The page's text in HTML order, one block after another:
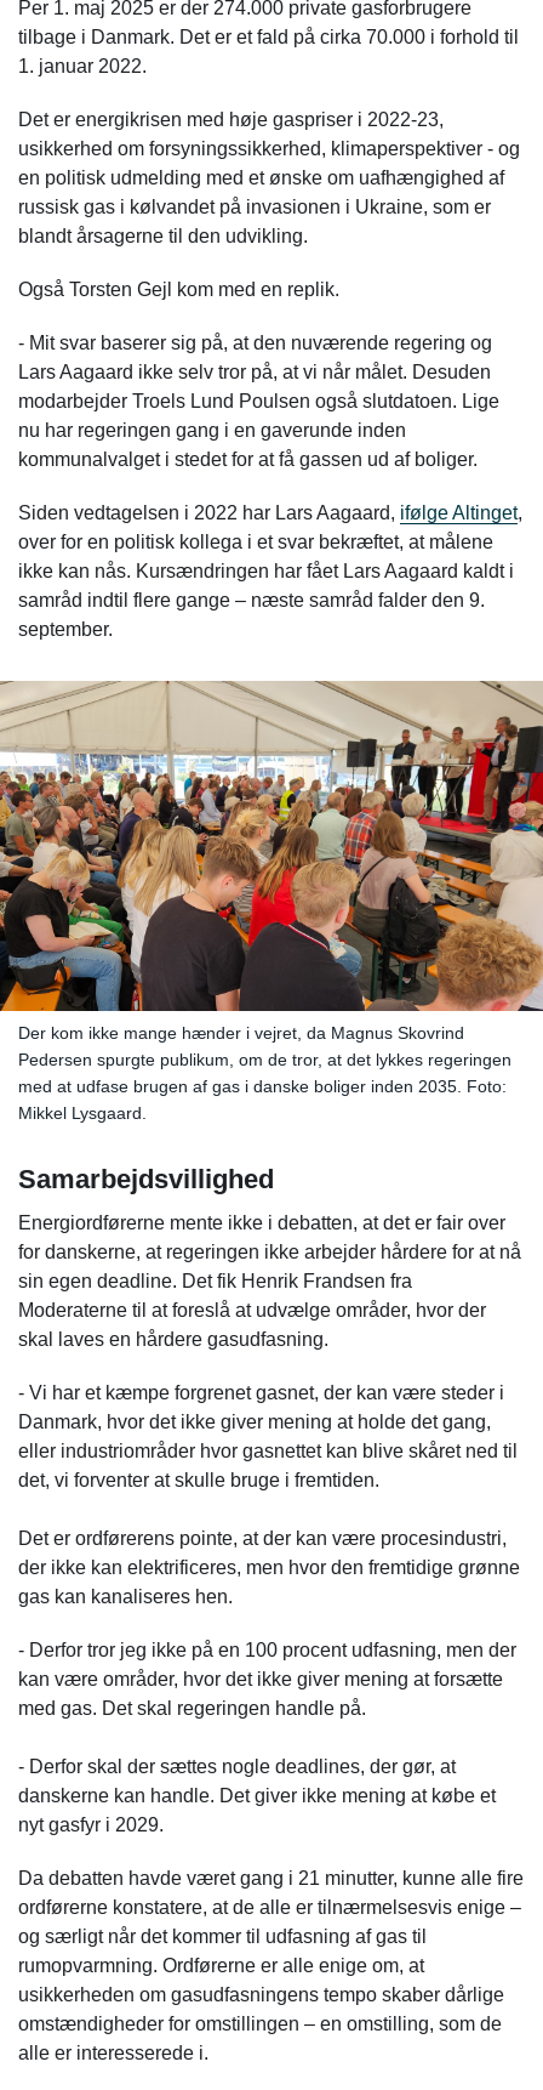
Per 1. maj 2025 er der 274.000 private gasforbrugere
tilbage i Danmark. Det er et fald på cirka 70.000 i forhold til
1. januar 2022.
Det er energikrisen med høje gaspriser i 2022-23,
usikkerhed om forsyningssikkerhed, klimaperspektiver - og
en politisk udmelding med et ønske om uafhængighed af
russisk gas i kølvandet på invasionen i Ukraine, som er
blandt årsagerne til den udvikling.
Også Torsten Gejl kom med en replik.
- Mit svar baserer sig på, at den nuværende regering og
Lars Aagaard ikke selv tror på, at vi når målet. Desuden
modarbejder Troels Lund Poulsen også slutdatoen. Lige
nu har regeringen gang i en gaverunde inden
kommunalvalget i stedet for at få gassen ud af boliger.
Siden vedtagelsen i 2022 har Lars Aagaard, ifølge Altinget,
over for en politisk kollega i et svar bekræftet, at målene
ikke kan nås. Kursændringen har fået Lars Aagaard kaldt i
samråd indtil flere gange – næste samråd falder den 9.
september.
Der kom ikke mange hænder i vejret, da Magnus Skovrind
Pedersen spurgte publikum, om de tror, at det lykkes regeringen
med at udfase brugen af gas i danske boliger inden 2035. Foto:
Mikkel Lysgaard.
Samarbejdsvillighed
Energiordførerne mente ikke i debatten, at det er fair over
for danskerne, at regeringen ikke arbejder hårdere for at nå
sin egen deadline. Det fik Henrik Frandsen fra
Moderaterne til at foreslå at udvælge områder, hvor der
skal laves en hårdere gasudfasning.
- Vi har et kæmpe forgrenet gasnet, der kan være steder i
Danmark, hvor det ikke giver mening at holde det gang,
eller industriområder hvor gasnettet kan blive skåret ned til
det, vi forventer at skulle bruge i fremtiden.
Det er ordførerens pointe, at der kan være procesindustri,
der ikke kan elektrificeres, men hvor den fremtidige grønne
gas kan kanaliseres hen.
- Derfor tror jeg ikke på en 100 procent udfasning, men der
kan være områder, hvor det ikke giver mening at forsætte
med gas. Det skal regeringen handle på.
- Derfor skal der sættes nogle deadlines, der gør, at
danskerne kan handle. Det giver ikke mening at købe et
nyt gasfyr i 2029.
Da debatten havde været gang i 21 minutter, kunne alle fire
ordførerne konstatere, at de alle er tilnærmelsesvis enige –
og særligt når det kommer til udfasning af gas til
rumopvarmning. Ordførerne er alle enige om, at
usikkerheden om gasudfasningens tempo skaber dårlige
omstændigheder for omstillingen – en omstilling, som de
alle er interesserede i.